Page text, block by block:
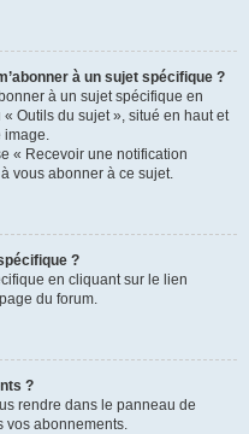
à un sujet spécifique ?
à un sujet spécifique en
Outils du sujet », situé en haut et
image.
« Recevoir une notification
vous abonner à ce sujet.
?
en cliquant sur le lien
du forum.
?
rendre dans le panneau de
vos abonnements.